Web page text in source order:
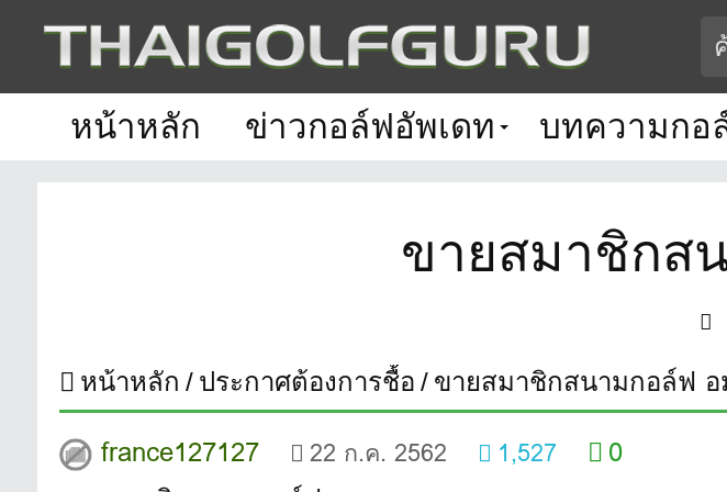
หน้าหลัก ข่าวกอล์ฟอัพเดท บทความกอ
ขายสมาชิกส
หน้าหลัก ประกาศต้องการชื้อ ขายสมาชิกสนามกอล์ฟ
france127127
22 ก.ค. 2562 1,527
0